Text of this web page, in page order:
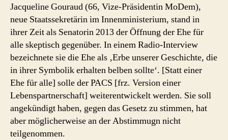
Jacqueline Gouraud (66, Vize-Präsidentin MoDem),
neue Staatssekretärin im Innenministerium, stand in
ihrer Zeit als Senatorin 2013 der Öffnung der Ehe für
alle skeptisch gegenüber. In einem Radio-Interview
bezeichnete sie die Ehe als ‚Erbe unserer Geschichte, die
in ihrer Symbolik erhalten belben sollte‘. [Statt einer
Ehe für alle] solle der PACS [frz. Version einer
Lebenspartnerschaft] weiterentwickelt werden. Sie soll
angekündigt haben, gegen das Gesetz zu stimmen, hat
aber möglicherweise an der Abstimmugn nicht
teilgenommen.